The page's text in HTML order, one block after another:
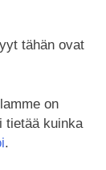
tähän ovat
on
tietää kuinka
.